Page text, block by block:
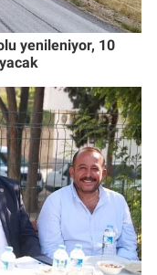
yenileniyor, 10